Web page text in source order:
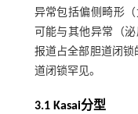
异常包括偏侧畸形
可能与其他异常（
报道占全部胆道闭锁
道闭锁罕见。
3.1 Kasai分型